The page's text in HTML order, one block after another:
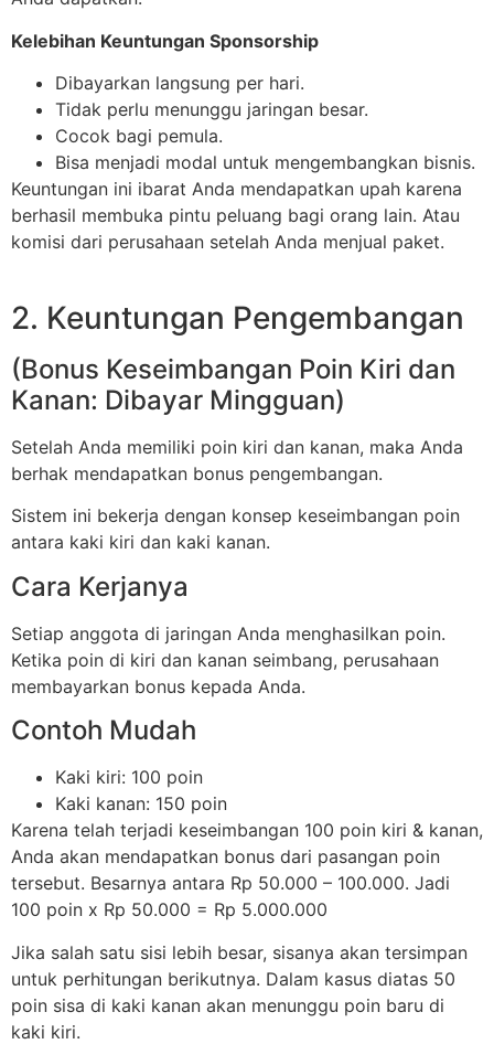
Kelebihan Keuntungan Sponsorship
Dibayarkan langsung per hari.
Tidak perlu menunggu jaringan besar.
Cocok bagi pemula.
Bisa menjadi modal untuk mengembangkan bisnis.
Keuntungan ini ibarat Anda mendapatkan upah karena
berhasil membuka pintu peluang bagi orang lain. Atau
komisi dari perusahaan setelah Anda menjual paket.
2. Keuntungan Pengembangan
(Bonus Keseimbangan Poin Kiri dan
Kanan: Dibayar Mingguan)
Setelah Anda memiliki poin kiri dan kanan, maka Anda
berhak mendapatkan bonus pengembangan.
Sistem ini bekerja dengan konsep keseimbangan poin
antara kaki kiri dan kaki kanan.
Cara Kerjanya
Setiap anggota di jaringan Anda menghasilkan poin.
Ketika poin di kiri dan kanan seimbang, perusahaan
membayarkan bonus kepada Anda.
Contoh Mudah
Kaki kiri: 100 poin
Kaki kanan: 150 poin
Karena telah terjadi keseimbangan 100 poin kiri & kanan,
Anda akan mendapatkan bonus dari pasangan poin
tersebut. Besarnya antara Rp 50.000 – 100.000. Jadi
100 poin x Rp 50.000 = Rp 5.000.000
Jika salah satu sisi lebih besar, sisanya akan tersimpan
untuk perhitungan berikutnya. Dalam kasus diatas 50
poin sisa di kaki kanan akan menunggu poin baru di
kaki kiri.